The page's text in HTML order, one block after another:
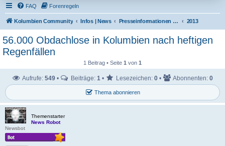
FAQ Forenregeln
Kolumbien Community Infos | News Presseinformationen & Neuigkeiten 2013
56.000 Obdachlose in Kolumbien nach heftigen
Regenfällen
1 Beitrag • Seite 1 von 1
Thema abonnieren
Aufrufe: 549 • Beiträge: 1 • Lesezeichen: 0 • Abonnenten: 0
Themenstarter
News Robot
Newsbot